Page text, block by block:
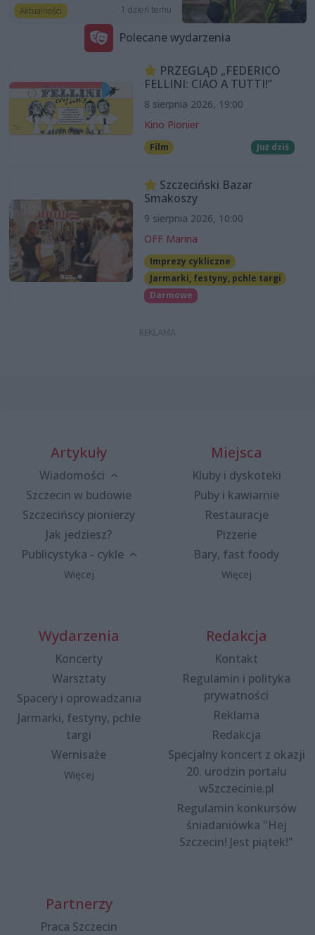
Aktualności 1 dzień temu
Polecane wydarzenia
PRZEGLĄD „FEDERICO
FELLINI: CIAO A TUTTI!”
8 sierpnia 2026, 19:00
Kino Pionier
Film Już dziś
Szczeciński Bazar
Smakoszy
9 sierpnia 2026, 10:00
OFF Marina
Imprezy cykliczne
Jarmarki, festyny, pchle targi
Darmowe
Artykuły
Wiadomości
Szczecin w budowie
Szczecińscy pionierzy
Jak jedziesz?
Publicystyka - cykle
Więcej
Miejsca
Kluby i dyskoteki
Puby i kawiarnie
Restauracje
Pizzerie
Bary, fast foody
Więcej
Wydarzenia
Koncerty
Warsztaty
Spacery i oprowadzania
Jarmarki, festyny, pchle
targi
Wernisaże
Więcej
Redakcja
Kontakt
Regulamin i polityka
prywatności
Reklama
Redakcja
Specjalny koncert z okazji
20. urodzin portalu
wSzczecinie.pl
Regulamin konkursów
śniadaniówka "Hej
Szczecin! Jest piątek!"
Partnerzy
Praca Szczecin